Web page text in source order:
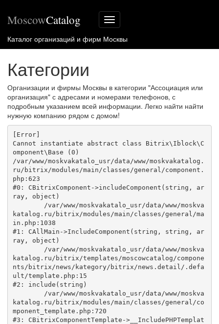
Меню
сайта
MoscowCatalog
Каталог организаций и фирм Москвы
Категории
Организации и фирмы Москвы в категории "Ассоциация или
организация" с адресами и номерами телефонов, с
подробным указанием всей информации. Легко найти найти
нужную компанию рядом с домом!
[Error]
Cannot instantiate abstract class Bitrix\Iblock\C
omponent\Base (0)
/var/www/moskvakatalo_usr/data/www/moskvakatalog.
ru/bitrix/modules/main/classes/general/component.
php:623
#0: CBitrixComponent->includeComponent(string, ar
ray, object)
katalog.ru/bitrix/modules/main/classes/general/ma
in.php:1038
#1: CAllMain->IncludeComponent(string, string, ar
ray, object)
katalog.ru/bitrix/templates/moscowcatalog/compone
nts/bitrix/news/kategory/bitrix/news.detail/.defa
ult/template.php:15
#2: include(string)
katalog.ru/bitrix/modules/main/classes/general/co
mponent_template.php:720
#3: CBitrixComponentTemplate->__IncludePHPTemplat